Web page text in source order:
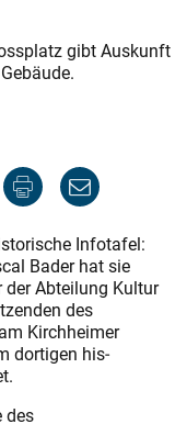
gibt Auskunft
Infotafel:
Bader hat sie
der Abteilung Kultur
des
Kirchheimer
dortigen his­
des